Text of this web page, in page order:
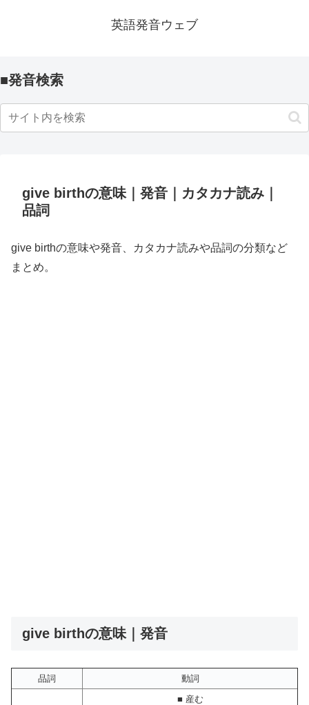
英語発音ウェブ
■発音検索
give birthの意味｜発音｜カタカナ読み｜
品詞
give birthの意味や発音、カタカナ読みや品詞の分類など
まとめ。
give birthの意味｜発音
品詞 動詞
■ 産む